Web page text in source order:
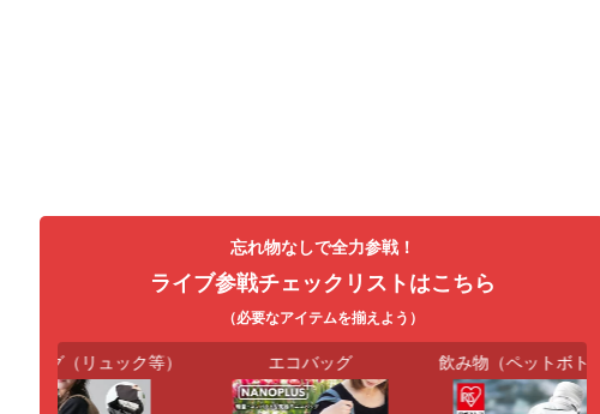
忘れ物なしで全力参戦！
ライブ参戦チェックリストはこちら
（必要なアイテムを揃えよう）
ッグ（リュック等） エコバッグ 飲み物（ペットボトル）